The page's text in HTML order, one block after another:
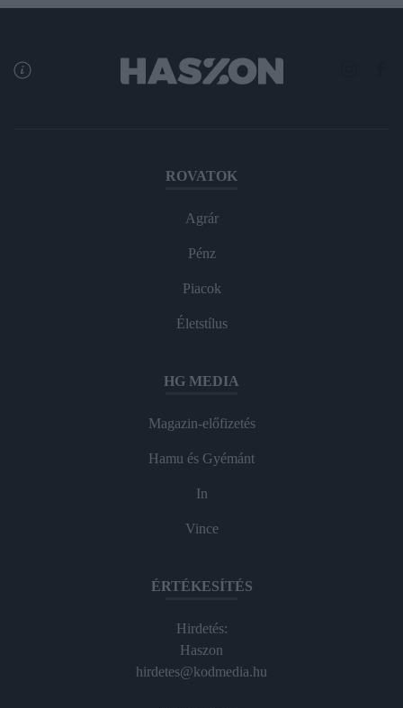
ROVATOK
Agrár
Pénz
Piacok
Életstílus
HG MEDIA
Magazin-előfizetés
Hamu és Gyémánt
In
Vince
ÉRTÉKESÍTÉS
Hirdetés:
Haszon
hirdetes@kodmedia.hu